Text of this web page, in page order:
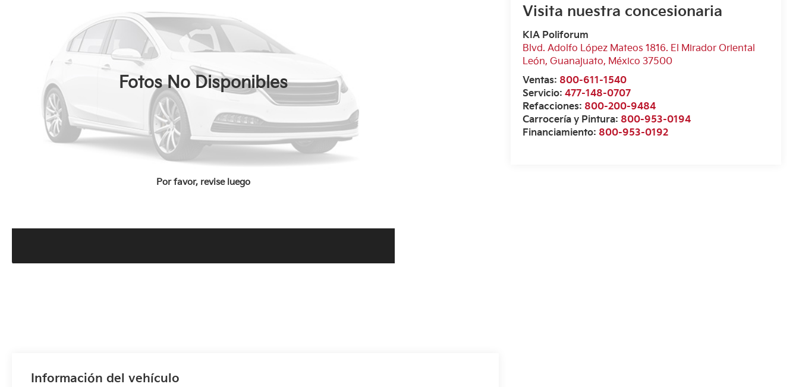
Fotos No Disponibles
Por favor, revise luego
Visita nuestra concesionaria
KIA Poliforum
Blvd. Adolfo López Mateos 1816. El Mirador Oriental
León,Guanajuato, México 37500
Ventas: 800-611-1540
Servicio:477-148-0707
Refacciones: 800-200-9484
Carrocería y Pintura: 800-953-0194
Financiamiento: 800-953-0192
Información del vehículo